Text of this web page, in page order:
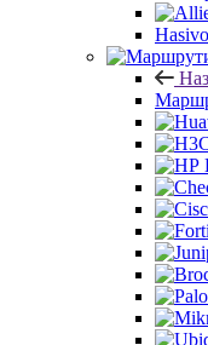
Hasivo